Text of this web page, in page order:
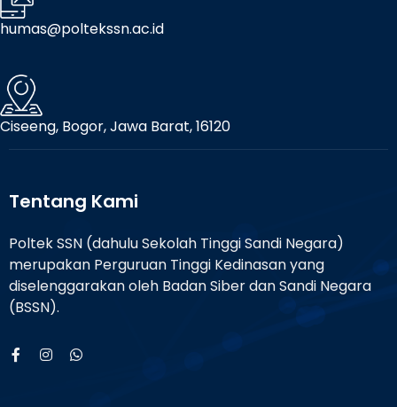
humas@poltekssn.ac.id
Ciseeng, Bogor, Jawa Barat, 16120
Tentang Kami
Poltek SSN (dahulu Sekolah Tinggi Sandi Negara)
merupakan Perguruan Tinggi Kedinasan yang
diselenggarakan oleh Badan Siber dan Sandi Negara
(BSSN).